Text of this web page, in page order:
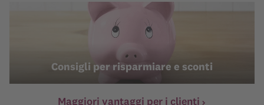
Consigli per risparmiare e sconti
Maggiori vantaggi per i clienti